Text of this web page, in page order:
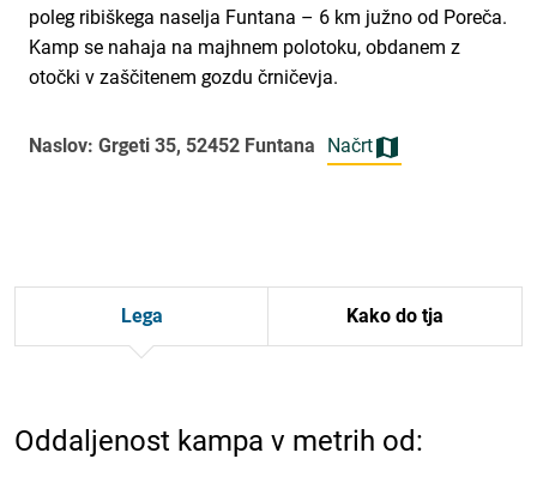
poleg ribiškega naselja Funtana – 6 km južno od Poreča.
Kamp se nahaja na majhnem polotoku, obdanem z
otočki v zaščitenem gozdu črničevja.
Naslov: Grgeti 35, 52452 Funtana Načrt
Lega Kako do tja
Oddaljenost kampa v metrih od: